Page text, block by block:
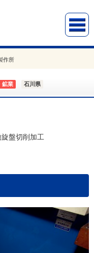
作所
鉱業 石川県
盤切削加工